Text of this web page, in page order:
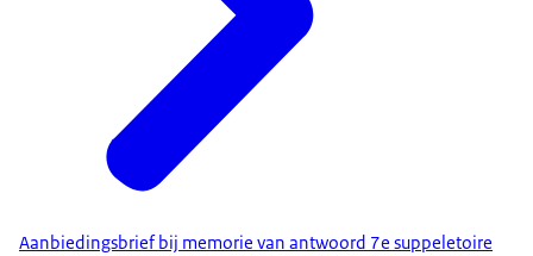
Aanbiedingsbrief bij memorie van antwoord 7e suppeletoire